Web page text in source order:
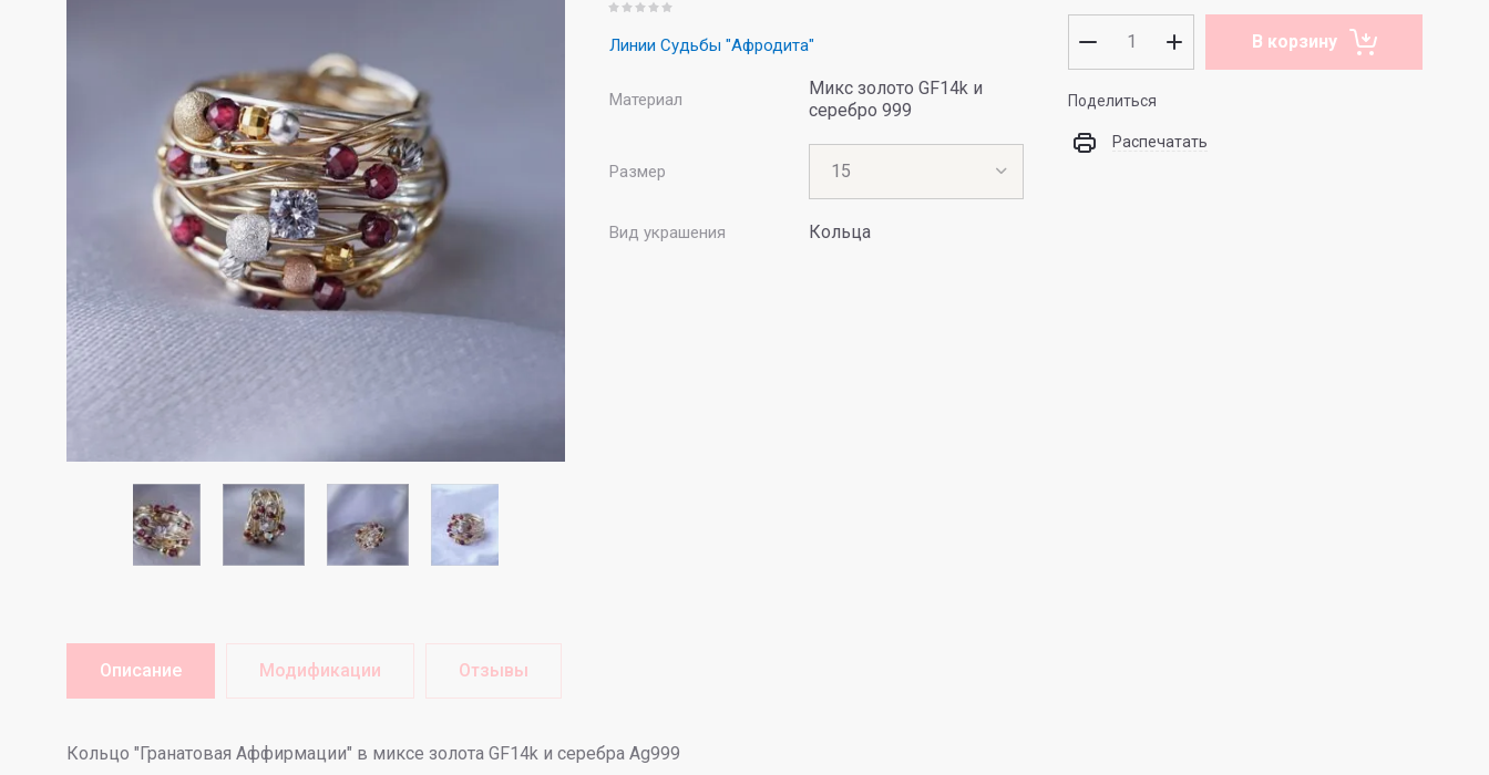
Линии Судьбы "Афродита"
Материал
Микс золото GF14k и
серебро 999
Размер
Вид украшения Кольца
В корзину
Поделиться
Распечатать
Описание Модификации Отзывы
Кольцо "Гранатовая Аффирмации" в миксе золота GF14k и серебра Ag999